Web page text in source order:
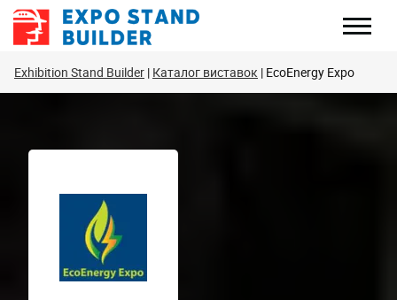
Перейти
Exhibition Stand Builder Каталог виставок EcoEnergy Expo